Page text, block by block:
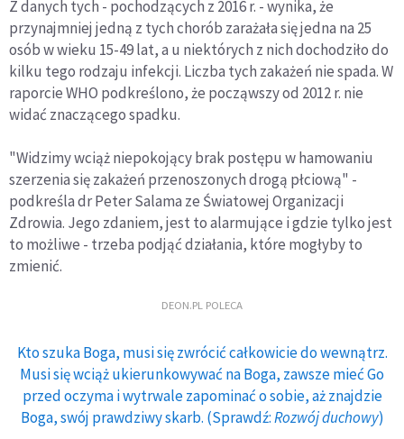
Z danych tych - pochodzących z 2016 r. - wynika, że
przynajmniej jedną z tych chorób zarażała się jedna na 25
osób w wieku 15-49 lat, a u niektórych z nich dochodziło do
kilku tego rodzaju infekcji. Liczba tych zakażeń nie spada. W
raporcie WHO podkreślono, że począwszy od 2012 r. nie
widać znaczącego spadku.
"Widzimy wciąż niepokojący brak postępu w hamowaniu
szerzenia się zakażeń przenoszonych drogą płciową" -
podkreśla dr Peter Salama ze Światowej Organizacji
Zdrowia. Jego zdaniem, jest to alarmujące i gdzie tylko jest
to możliwe - trzeba podjąć działania, które mogłyby to
zmienić.
DEON.PL POLECA
Kto szuka Boga, musi się zwrócić całkowicie do wewnątrz.
Musi się wciąż ukierunkowywać na Boga, zawsze mieć Go
przed oczyma i wytrwale zapominać o sobie, aż znajdzie
Boga, swój prawdziwy skarb. (Sprawdź:Rozwój duchowy)